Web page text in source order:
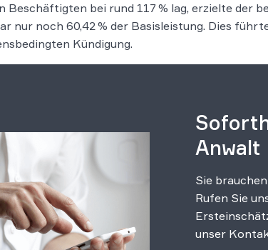
Beschäftigten bei rund 117 % lag, erzielte der
nur noch 60,42 % der Basisleistung. Dies
Kündigung.
Anwalt
Sie
Rufen Sie
unser